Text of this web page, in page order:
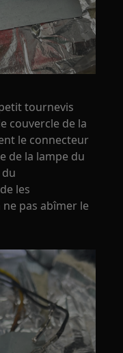
tournevis
couvercle de la
le connecteur
de la lampe du
les
pas abîmer le